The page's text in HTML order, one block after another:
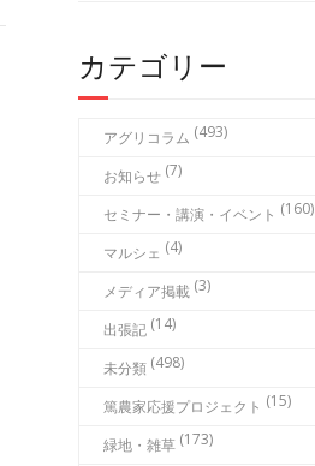
カテゴリー
アグリコラム (493)
お知らせ (7)
セミナー・講演・イベント (160)
マルシェ (4)
メディア掲載 (3)
出張記 (14)
未分類 (498)
篤農家応援プロジェクト (15)
緑地・雑草 (173)